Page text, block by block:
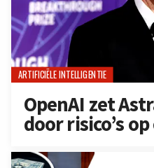
ARTIFICIËLE INTELLIGENTIE
OpenAI zet
door risico’s